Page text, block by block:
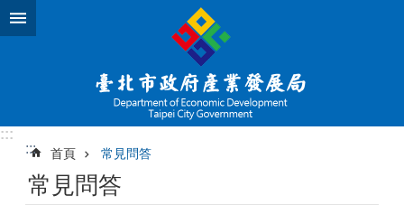
跳到主要內容區塊
:::
:::
首頁 常見問答
常見問答